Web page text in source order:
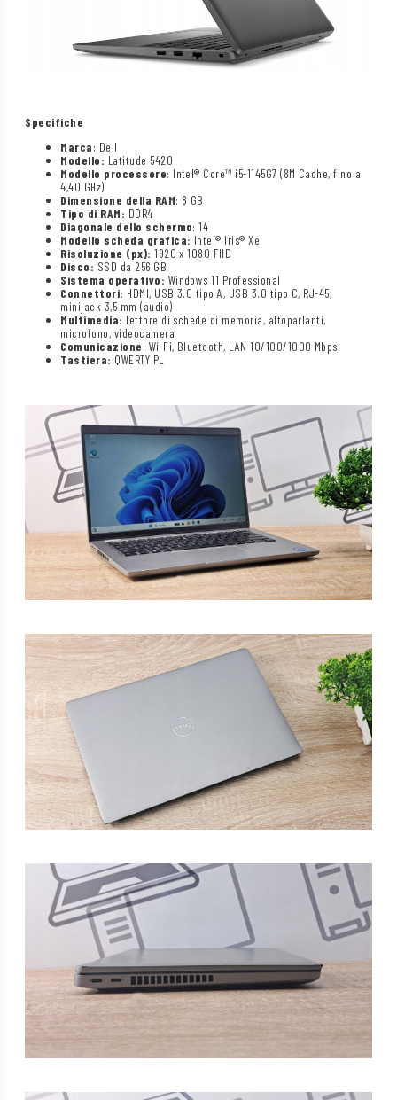
Specifiche
Marca: Dell
Modello: Latitude 5420
Modello processore: Intel® Core™ i5-1145G7 (8M Cache, fino a
4,40 GHz)
Dimensione della RAM: 8 GB
Tipo di RAM: DDR4
Diagonale dello schermo: 14
Modello scheda grafica: Intel® Iris® Xe
Risoluzione (px): 1920 x 1080 FHD
Disco: SSD da 256 GB
Sistema operativo: Windows 11 Professional
Connettori: HDMI, USB 3.0 tipo A, USB 3.0 tipo C, RJ-45,
minijack 3,5 mm (audio)
Multimedia: lettore di schede di memoria, altoparlanti,
microfono, videocamera
Comunicazione: Wi-Fi, Bluetooth, LAN 10/100/1000 Mbps
Tastiera: QWERTY PL